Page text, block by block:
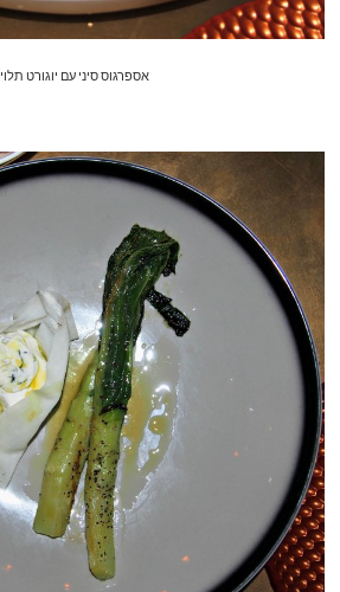
אספרגוס סיני עם יוגורט תלוי